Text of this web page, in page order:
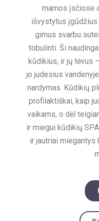
mamos įsčiose
išvystytus įgūdžius
gimus svarbu
tobulinti. Ši
kūdikius, ir jų tėvus
jo judesius
nardymas. Kūdikių
profilaktiškai, kaip
vaikams, o dėl
ir miegui kūdikių
ir jautriai